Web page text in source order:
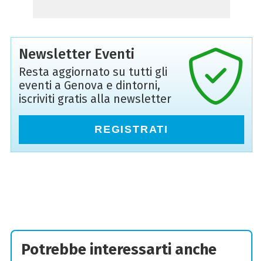
Newsletter Eventi
Resta aggiornato su tutti gli
eventi a Genova e dintorni,
iscriviti gratis alla newsletter
REGISTRATI
Potrebbe interessarti anche